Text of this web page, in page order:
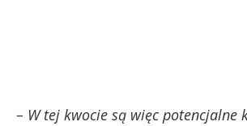
– W tej kwocie są więc potencjalne